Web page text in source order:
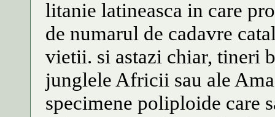
litanie latineasca in care
de numarul de cadavre
vietii. si astazi chiar, tineri
junglele Africii sau ale
specimene poliploide care